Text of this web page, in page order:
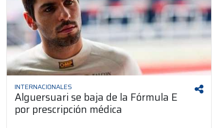
INTERNACIONALES
Alguersuari se baja de la Fórmula E
por prescripción médica